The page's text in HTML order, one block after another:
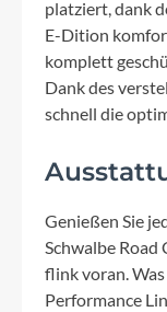
platziert, dank
E-Dition
komplett
Dank des
schnell die
Genießen Sie
Schwalbe Road
flink voran.
Performance